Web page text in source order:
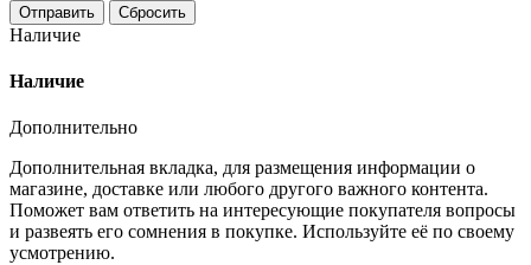
Сбросить
Наличие
Наличие
Дополнительно
Дополнительная вкладка, для размещения информации о
магазине, доставке или любого другого важного контента.
Поможет вам ответить на интересующие покупателя вопросы
и развеять его сомнения в покупке. Используйте её по своему
усмотрению.